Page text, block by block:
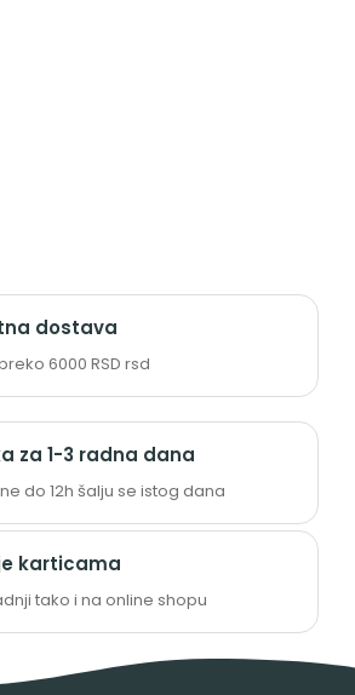
dostava
6000 RSD rsd
za 1-3 radna dana
do 12h šalju se istog dana
karticama
tako i na online shopu